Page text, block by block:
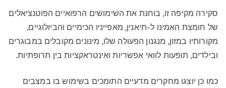
סקירה מקיפה זו, בוחנת את השימושים הרפואיים הפוטנציאלים
של חומצת האמינו ל-תיאנין, מאפייניו הכימיים והביולוגיים,
מקורותיו במזון, מנגנון הפעולה שלו, מינונים מקובלים במבוגרים
ובילדים, תופעות לוואי אפשריות ואינטראקציות בין תרופתיות.
כמו כן יוצגו מחקרים מדעיים התומכים בשימוש בו במצבים